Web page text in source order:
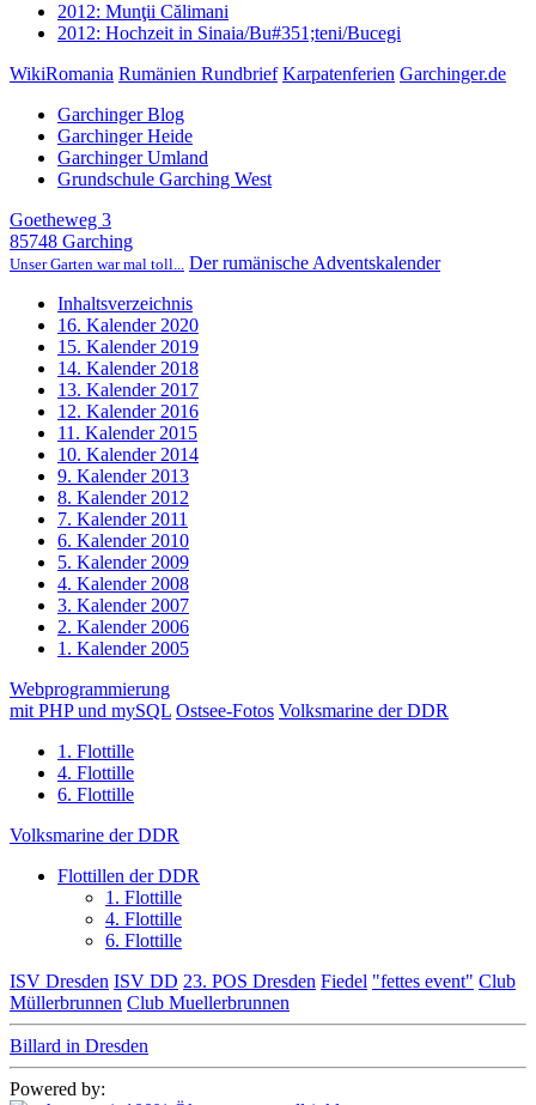
2012: Munţii Călimani
2012: Hochzeit in Sinaia/Bu#351;teni/Bucegi
WikiRomania Rumänien Rundbrief Karpatenferien Garchinger.de
Garchinger Blog
Garchinger Heide
Garchinger Umland
Grundschule Garching West
Goetheweg 3
85748 Garching
Unser Garten war mal toll... Der rumänische Adventskalender
Inhaltsverzeichnis
16. Kalender 2020
15. Kalender 2019
14. Kalender 2018
13. Kalender 2017
12. Kalender 2016
11. Kalender 2015
10. Kalender 2014
9. Kalender 2013
8. Kalender 2012
7. Kalender 2011
6. Kalender 2010
5. Kalender 2009
4. Kalender 2008
3. Kalender 2007
2. Kalender 2006
1. Kalender 2005
Webprogrammierung
mit PHP und mySQL Ostsee-Fotos Volksmarine der DDR
1. Flottille
4. Flottille
6. Flottille
Volksmarine der DDR
Flottillen der DDR
1. Flottille
4. Flottille
6. Flottille
ISV Dresden ISV DD 23. POS Dresden Fiedel "fettes event" Club
Müllerbrunnen Club Muellerbrunnen
Billard in Dresden
Powered by: